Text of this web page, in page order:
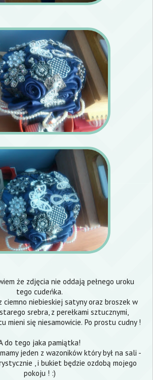
że zdjęcia nie oddają pełnego uroku
tego cudeńka.
ciemno niebieskiej satyny oraz broszek w
srebra, z perełkami sztucznymi,
mieni się niesamowicie. Po prostu cudny !
do tego jaka pamiątka!
jeden z wazoników który był na sali -
, i bukiet będzie ozdobą mojego
pokoju ! :)